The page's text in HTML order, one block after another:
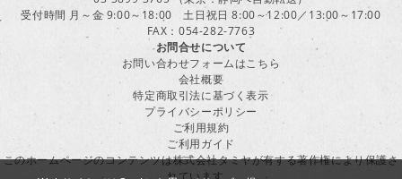
受付時間 月～金 9:00～18:00 土日祝日 8:00～12:00／13:00～17:00
FAX：054-282-7763
お問合せについて
お問い合わせフォームはこちら
会社概要
特定商取引法に基づく表示
プライバシーポリシー
ご利用規約
ご利用ガイド
このホームページのコンテンツは株式会社タミヤが有する著作権により保護さ
れています。